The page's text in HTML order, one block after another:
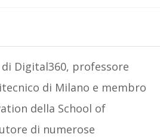
Digital360, professore
di Milano e membro
della School of
di numerose